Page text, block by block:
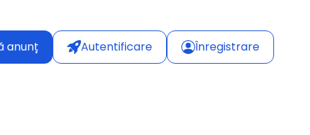
anunț Autentificare Înregistrare